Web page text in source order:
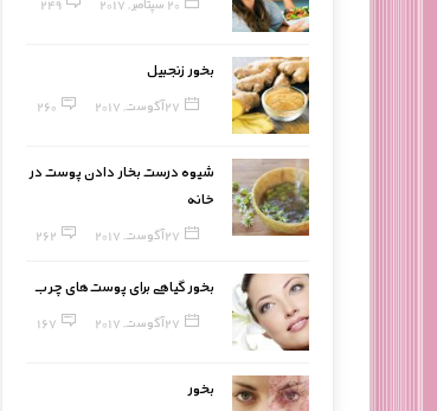
20 سپتامبر, 2017 249
بخور زنجبیل
27 آگوست, 2017 260
شیوه درست بخار دادن پوست در
خانه
27 آگوست, 2017 262
بخور گیاهی برای پوست‌های چرب
27 آگوست, 2017 167
بخور